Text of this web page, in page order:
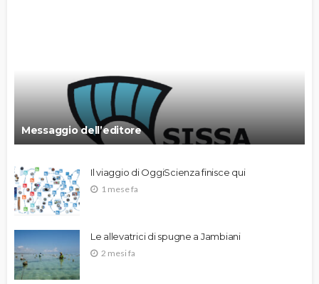
Messaggio dell’editore
Il viaggio di OggiScienza finisce qui
1 mese fa
Le allevatrici di spugne a Jambiani
2 mesi fa